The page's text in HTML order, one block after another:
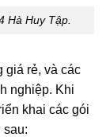
Hà Huy Tập.
giá rẻ, và các
nghiệp. Khi
khai các gói
sau: